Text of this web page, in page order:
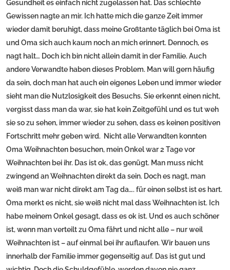
Gesundheit es einfach nicht zugelassen hat. Das schlechte
Gewissen nagte an mir. Ich hatte mich die ganze Zeit immer
wieder damit beruhigt, dass meine Großtante täglich bei Oma ist
und Oma sich auch kaum noch an mich erinnert. Dennoch, es
nagt halt… Doch ich bin nicht allein damit in der Familie. Auch
andere Verwandte haben dieses Problem. Man will gern häufig
da sein, doch man hat auch ein eigenes Leben und immer wieder
sieht man die Nutzlosigkeit des Besuchs. Sie erkennt einen nicht,
vergisst dass man da war, sie hat kein Zeitgefühl und es tut weh
sie so zu sehen, immer wieder zu sehen, dass es keinen positiven
Fortschritt mehr geben wird. Nicht alle Verwandten konnten
Oma Weihnachten besuchen, mein Onkel war 2 Tage vor
Weihnachten bei ihr. Das ist ok, das genügt. Man muss nicht
zwingend an Weihnachten direkt da sein. Doch es nagt, man
weiß man war nicht direkt am Tag da…. für einen selbst ist es hart.
Oma merkt es nicht, sie weiß nicht mal dass Weihnachten ist. Ich
habe meinem Onkel gesagt, dass es ok ist. Und es auch schöner
ist, wenn man verteilt zu Oma fährt und nicht alle – nur weil
Weihnachten ist – auf einmal bei ihr auflaufen. Wir bauen uns
innerhalb der Familie immer gegenseitig auf. Das ist gut und